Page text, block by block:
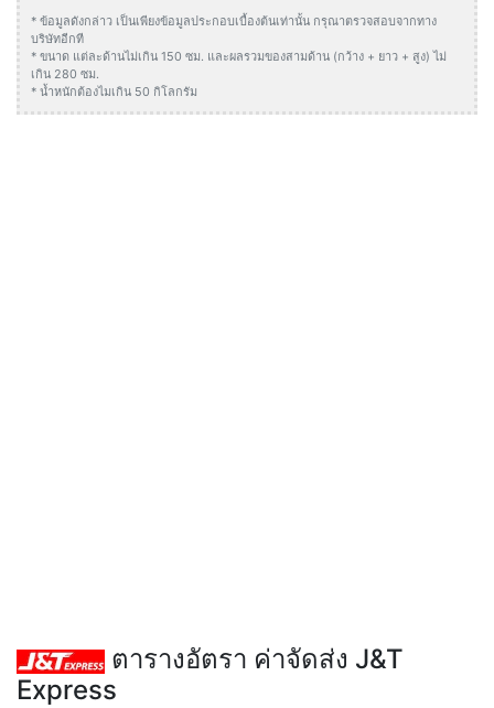
* ข้อมูลดังกล่าว เป็นเพียงข้อมูลประกอบเบื้องต้นเท่านั้น กรุณาตรวจสอบจากทาง
บริษัทอีกที
* ขนาด แต่ละด้านไม่เกิน 150 ซม. และผลรวมของสามด้าน (กว้าง + ยาว + สูง) ไม่
เกิน 280 ซม.
* น้ำหนักต้องไมเกิน 50 กิโลกรัม
ตารางอัตรา ค่าจัดส่ง J&T
Express